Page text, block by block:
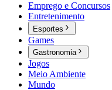
Emprego e Concursos
Entretenimento
Esportes
Games
Gastronomia
Jogos
Meio Ambiente
Mundo